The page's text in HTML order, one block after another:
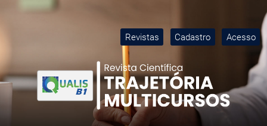
Ir para o menu de navegação principal
Ir para o conteúdo principal
Ir para o rodapé
Revistas Cadastro Acesso